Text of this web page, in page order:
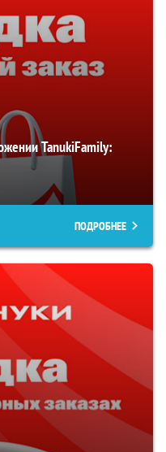
TanukiFamily:
ПОДРОБНЕЕ